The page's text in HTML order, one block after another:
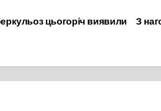
З
цьогоріч виявили